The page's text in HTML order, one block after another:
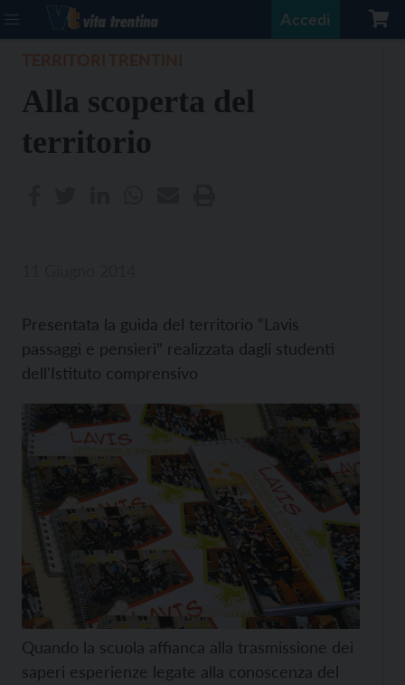
Accedi
Alla scoperta del
territorio
Presentata la guida del territorio “Lavis
passaggi e pensieri” realizzata dagli studenti
dell'Istituto comprensivo
Quando la scuola affianca alla trasmissione dei
saperi esperienze legate alla conoscenza del